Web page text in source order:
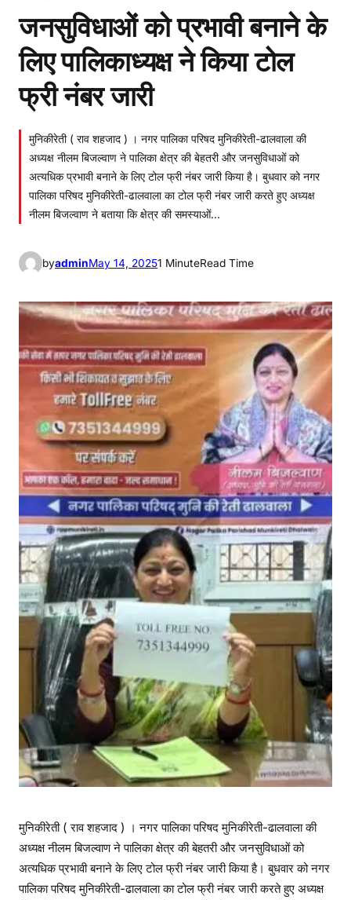
जनसुविधाओं को प्रभावी बनाने के
लिए पालिकाध्यक्ष ने किया टोल
फ्री नंबर जारी
मुनिकीरेती ( राव शहजाद ) । नगर पालिका परिषद मुनिकीरेती-ढालवाला की
अध्यक्ष नीलम बिजल्वाण ने पालिका क्षेत्र की बेहतरी और जनसुविधाओं को
अत्यधिक प्रभावी बनाने के लिए टोल फ्री नंबर जारी किया है। बुधवार को नगर
पालिका परिषद मुनिकीरेती-ढालवाला का टोल फ्री नंबर जारी करते हुए अध्यक्ष
नीलम बिजल्वाण ने बताया कि क्षेत्र की समस्याओं…
byadminMay 14, 20251 MinuteRead Time
मुनिकीरेती ( राव शहजाद ) । नगर पालिका परिषद मुनिकीरेती-ढालवाला की
अध्यक्ष नीलम बिजल्वाण ने पालिका क्षेत्र की बेहतरी और जनसुविधाओं को
अत्यधिक प्रभावी बनाने के लिए टोल फ्री नंबर जारी किया है। बुधवार को नगर
पालिका परिषद मुनिकीरेती-ढालवाला का टोल फ्री नंबर जारी करते हुए अध्यक्ष